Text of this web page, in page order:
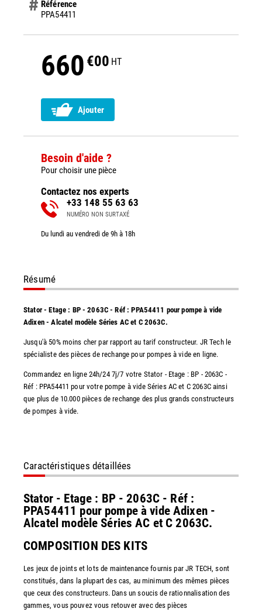
Référence
PPA54411
660 €00 HT
Ajouter
Besoin d'aide ?
Pour choisir une pièce
Contactez nos experts
+33 148 55 63 63
NUMÉRO NON SURTAXÉ
Du lundi au vendredi de 9h à 18h
Résumé
Stator - Etage : BP - 2063C - Réf : PPA54411 pour pompe à vide
Adixen - Alcatel modèle Séries AC et C 2063C.
Jusqu'à 50% moins cher par rapport au tarif constructeur. JR Tech le
spécialiste des pièces de rechange pour pompes à vide en ligne.
Commandez en ligne 24h/24 7j/7 votre Stator - Etage : BP - 2063C -
Réf : PPA54411 pour votre pompe à vide Séries AC et C 2063C ainsi
que plus de 10.000 pièces de rechange des plus grands constructeurs
de pompes à vide.
Caractéristiques détaillées
Stator - Etage : BP - 2063C - Réf :
PPA54411 pour pompe à vide Adixen -
Alcatel modèle Séries AC et C 2063C.
COMPOSITION DES KITS
Les jeux de joints et lots de maintenance fournis par JR TECH, sont
constitués, dans la plupart des cas, au minimum des mêmes pièces
que ceux des constructeurs. Dans un soucis de rationnalisation des
gammes, vous pouvez vous retouver avec des pièces